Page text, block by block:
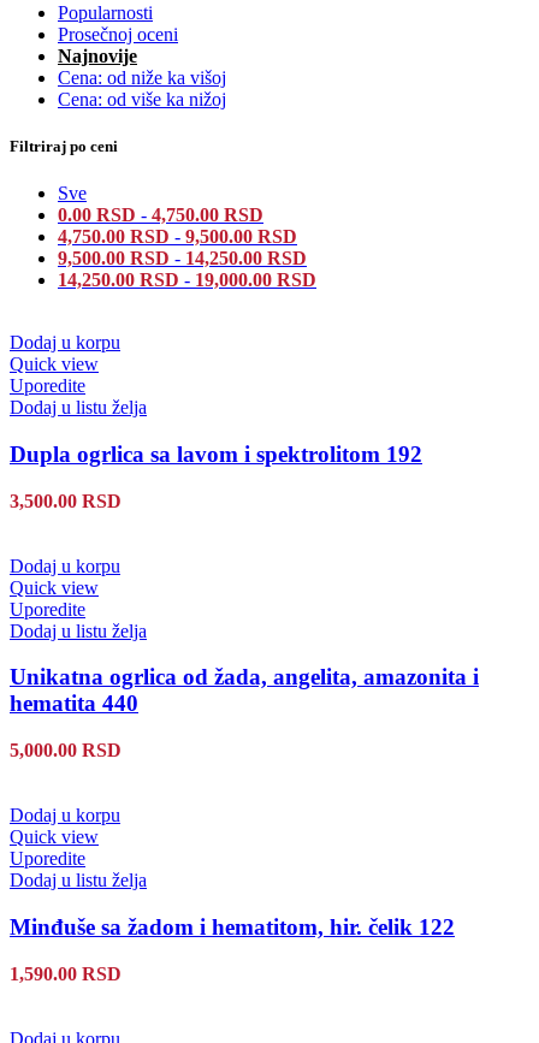
Popularnosti
Prosečnoj oceni
Najnovije
Cena: od niže ka višoj
Cena: od više ka nižoj
Filtriraj po ceni
Sve
0.00 RSD - 4,750.00 RSD
4,750.00 RSD - 9,500.00 RSD
9,500.00 RSD - 14,250.00 RSD
14,250.00 RSD - 19,000.00 RSD
Dodaj u korpu
Quick view
Uporedite
Dodaj u listu želja
Dupla ogrlica sa lavom i spektrolitom 192
3,500.00 RSD
Dodaj u korpu
Quick view
Uporedite
Dodaj u listu želja
Unikatna ogrlica od žada, angelita, amazonita i
hematita 440
5,000.00 RSD
Dodaj u korpu
Quick view
Uporedite
Dodaj u listu želja
Minđuše sa žadom i hematitom, hir. čelik 122
1,590.00 RSD
Dodaj u korpu